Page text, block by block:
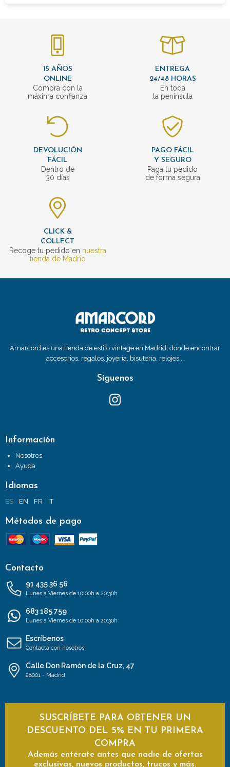
15 AÑOS
ONLINE
Compra con la
máxima confianza
ENTREGA
24/48 HORAS
En toda
la península
DEVOLUCIÓN
FÁCIL
Dentro de
30 días
PAGO FÁCIL
Y SEGURO
Paga tu pedido
de forma segura
CLICK &
COLLECT
Recoge tu pedido en nuestra
tienda de Madrid
Amarcord es una tienda de estilo vintage en Madrid, donde encontrar
accesorios, regalos, joyería, bisutería, relojes...
Síguenos
Información
Nosotros
Ayuda
Idiomas
ES EN FR IT
Métodos de pago
Contacto
91 435 36 56
Lunes a Viernes de 10:00h a 20:30h
683 185 759
Lunes a Viernes de 10:00h a 20:30h
Escríbenos
Contacta con nosotros
Calle Don Ramón de la Cruz, 47
28001 - Madrid
SUSCRÍBETE PARA OBTENER UN
DESCUENTO DEL 5% EN TU PRIMERA
COMPRA
Además entérate antes que nadie de ofertas
exclusivas, nuevos productos, trucos y más.